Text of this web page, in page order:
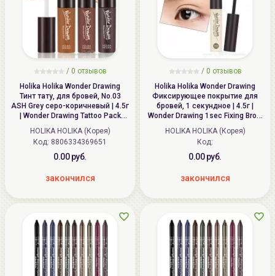
/ 0 отзывов
Holika Holika Wonder Drawing
Тинт тату, для бровей, No.03
ASH Grey серо-коричневый | 4.5г
| Wonder Drawing Tattoo Pack
Brow, No.03 ASH Grey
HOLIKA HOLIKA (Корея)
Код: 8806334369651
0.00 руб.
закончился
/ 0 отзывов
Holika Holika Wonder Drawing
Фиксирующее покрытие для
бровей, 1 секундное | 4.5г |
Wonder Drawing 1sec Fixing Brow
HOLIKA HOLIKA (Корея)
Код:
0.00 руб.
закончился